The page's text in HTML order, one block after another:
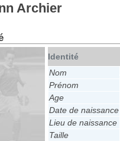
Archier
Identité
Nom
Prénom
Age
Date de naissance
Lieu de naissance
Taille